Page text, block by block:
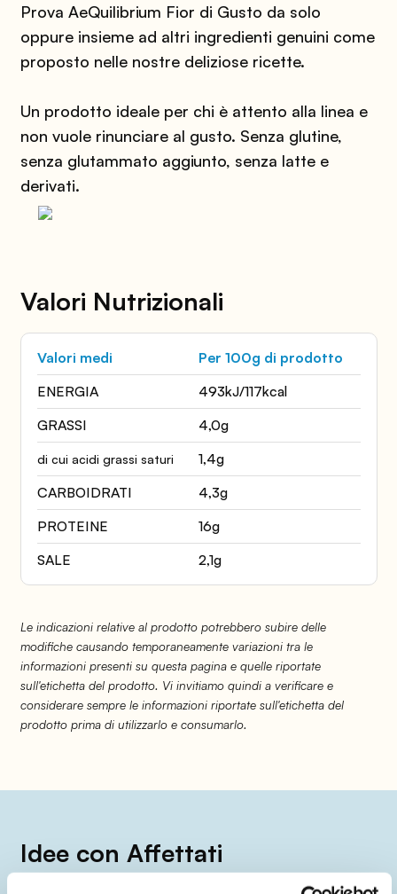
Prova AeQuilibrium Fior di Gusto da solo
oppure insieme ad altri ingredienti genuini come
proposto nelle nostre deliziose ricette.
Un prodotto ideale per chi è attento alla linea e
non vuole rinunciare al gusto. Senza glutine,
senza glutammato aggiunto, senza latte e
derivati.
Valori Nutrizionali
Valori medi
Per 100g di prodotto
ENERGIA
493kJ/117kcal
GRASSI
4,0g
di cui acidi grassi saturi
1,4g
CARBOIDRATI
4,3g
PROTEINE
16g
SALE
2,1g
Le indicazioni relative al prodotto potrebbero subire delle
modifiche causando temporaneamente variazioni tra le
informazioni presenti su questa pagina e quelle riportate
sull'etichetta del prodotto. Vi invitiamo quindi a verificare e
considerare sempre le informazioni riportate sull'etichetta del
prodotto prima di utilizzarlo e consumarlo.
Idee con Affettati
Tanta fame e poco tempo? Ecco una selezione